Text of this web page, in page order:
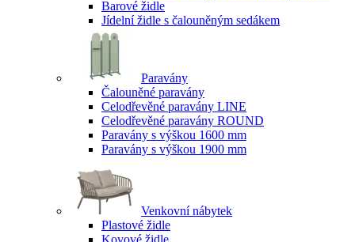
Barové židle
Jídelní židle s čalouněným sedákem
Paravány
Čalouněné paravány
Celodřevěné paravány LINE
Celodřevěné paravány ROUND
Paravány s výškou 1600 mm
Paravány s výškou 1900 mm
Venkovní nábytek
Plastové židle
Kovové židle